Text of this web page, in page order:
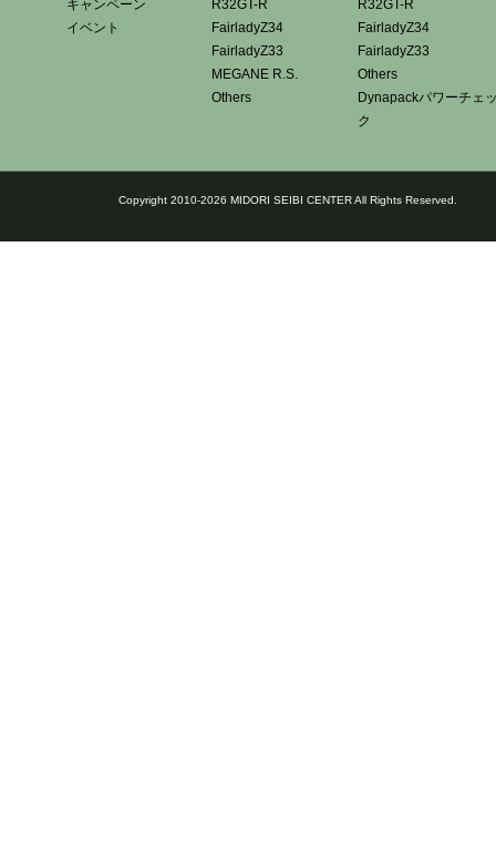
キャンペーン
イベント
R32GT-R
FairladyZ34
FairladyZ33
MEGANE R.S.
Others
R32GT-R
FairladyZ34
FairladyZ33
Others
Dynapackパワーチェ
ク
Copyright 2010-2026 MIDORI SEIBI CENTER All Rights Reserved.